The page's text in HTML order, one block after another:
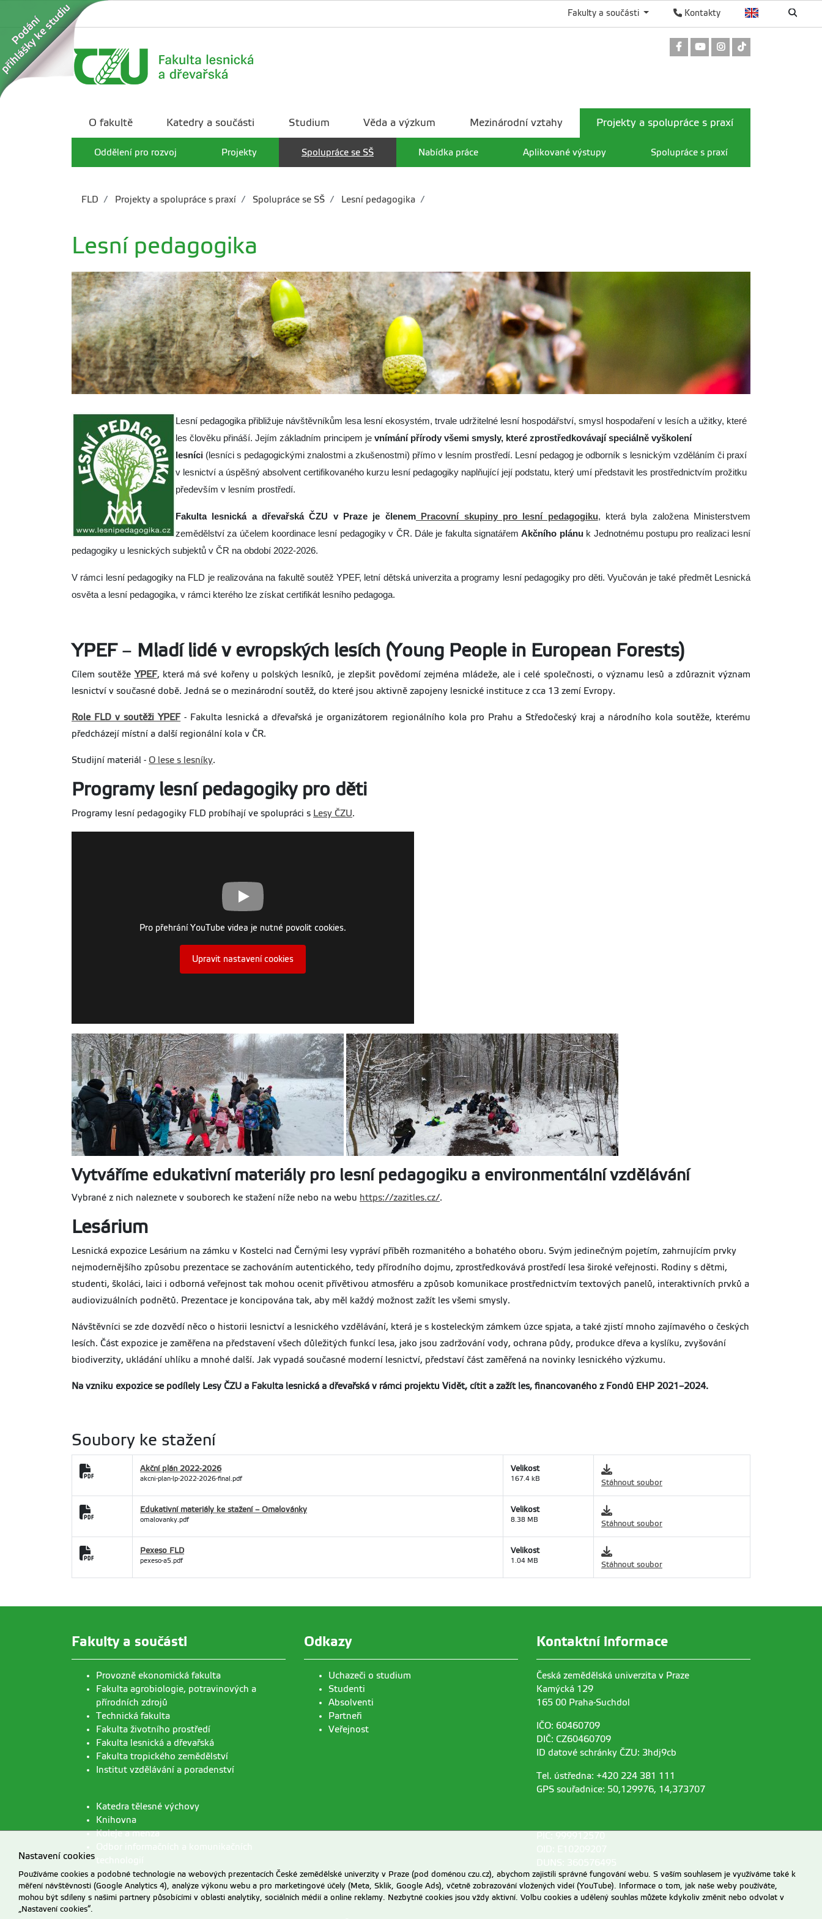
Kontakty
Fakulty a součásti
Odkaz na Facebook
Odkaz na Youtube
Odkaz na Instagram
O fakultě Katedry a součásti Studium Věda a výzkum Mezinárodní vztahy Projekty a spolupráce s praxí
Oddělení pro rozvoj Projekty Spolupráce se SŠ Nabídka práce Aplikované výstupy Spolupráce s praxí
FLD Projekty a spolupráce s praxí Spolupráce se SŠ Lesní pedagogika
Lesní pedagogika
Lesní pedagogika přibližuje návštěvníkům lesa lesní ekosystém, trvale udržitelné lesní hospodářství, smysl hospodaření v lesích a užitky, které
les člověku přináší. Jejím základním principem je vnímání přírody všemi smysly, které zprostředkovávají speciálně vyškolení
lesníci (lesníci s pedagogickými znalostmi a zkušenostmi) přímo v lesním prostředí. Lesní pedagog je odborník s lesnickým vzděláním či praxí
v lesnictví a úspěšný absolvent certifikovaného kurzu lesní pedagogiky naplňující její podstatu, který umí představit les prostřednictvím prožitku
především v lesním prostředí.
Fakulta lesnická a dřevařská ČZU v Praze je členemPracovní skupiny pro lesní pedagogiku, která byla založena Ministerstvem
zemědělství za účelem koordinace lesní pedagogiky v ČR. Dále je fakulta signatářemAkčního plánuk Jednotnému postupu pro realizaci lesní
pedagogiky u lesnických subjektů v ČR na období 2022-2026.
V rámci lesní pedagogiky na FLD je realizována na fakultě soutěž YPEF, letní dětská univerzita a programy lesní pedagogiky pro děti. Vyučován je také předmět Lesnická
osvěta a lesní pedagogika, v rámci kterého lze získat certifikát lesního pedagoga.
YPEF – Mladí lidé v evropských lesích (Young People in European Forests)
Cílem soutěže YPEF, která má své kořeny u polských lesníků, je zlepšit povědomí zejména mládeže, ale i celé společnosti, o významu lesů a zdůraznit význam
lesnictví v současné době. Jedná se o mezinárodní soutěž, do které jsou aktivně zapojeny lesnické instituce z cca 13 zemí Evropy.
Role FLD v soutěži YPEF- Fakulta lesnická a dřevařská je organizátorem regionálního kola pro Prahu a Středočeský kraj a národního kola soutěže, kterému
předcházejí místní a další regionální kola v ČR.
Studijní materiál - O lese s lesníky.
Programy lesní pedagogiky pro děti
Programy lesní pedagogiky FLD probíhají ve spolupráci s Lesy ČZU.
Pro přehrání YouTube videa je nutné povolit cookies.
Upravit nastavení cookies
Vytváříme edukativní materiály pro lesní pedagogiku a environmentální vzdělávání
Vybrané z nich naleznete v souborech ke stažení níže nebo na webu https://zazitles.cz/.
Lesárium
Lesnická expozice Lesárium na zámku v Kostelci nad Černými lesy vypráví příběh rozmanitého a bohatého oboru. Svým jedinečným pojetím, zahrnujícím prvky
nejmodernějšího způsobu prezentace se zachováním autentického, tedy přírodního dojmu, zprostředkovává prostředí lesa široké veřejnosti. Rodiny s dětmi,
studenti, školáci, laici i odborná veřejnost tak mohou ocenit přívětivou atmosféru a způsob komunikace prostřednictvím textových panelů, interaktivních prvků a
audiovizuálních podnětů. Prezentace je koncipována tak, aby měl každý možnost zažít les všemi smysly.
Návštěvníci se zde dozvědí něco o historii lesnictví a lesnického vzdělávání, která je s kosteleckým zámkem úzce spjata, a také zjistí mnoho zajímavého o českých
lesích. Část expozice je zaměřena na představení všech důležitých funkcí lesa, jako jsou zadržování vody, ochrana půdy, produkce dřeva a kyslíku, zvyšování
biodiverzity, ukládání uhlíku a mnohé další. Jak vypadá současné moderní lesnictví, představí část zaměřená na novinky lesnického výzkumu.
Na vzniku expozice se podílely Lesy ČZU a Fakulta lesnická a dřevařská v rámci projektu Vidět, cítit a zažít les, financovaného z Fondů EHP 2021–2024.
Soubory ke stažení
Akční plán 2022-2026
akcni-plan-lp-2022-2026-final.pdf
Velikost
167.4 kB Stáhnout soubor
Edukativní materiály ke stažení – Omalovánky
omalovanky.pdf
Velikost
8.38 MB Stáhnout soubor
Pexeso FLD
pexeso-a5.pdf
Velikost
1.04 MB Stáhnout soubor
Fakulty a součásti
Provozně ekonomická fakulta
Fakulta agrobiologie, potravinových a
přírodních zdrojů
Technická fakulta
Fakulta životního prostředí
Fakulta lesnická a dřevařská
Fakulta tropického zemědělství
Institut vzdělávání a poradenství
Katedra tělesné výchovy
Knihovna
Koleje a menza
Odkazy
Uchazeči o studium
Studenti
Absolventi
Partneři
Veřejnost
Kontaktní informace
Česká zemědělská univerzita v Praze
Kamýcká 129
165 00 Praha-Suchdol
IČO: 60460709
DIČ: CZ60460709
ID datové schránky ČZU: 3hdj9cb
Tel. ústředna: +420 224 381 111
GPS souřadnice: 50,129976, 14,373707
Nastavení cookies
Používáme cookies a podobné technologie na webových prezentacích České zemědělské univerzity v Praze (pod doménou czu.cz), abychom zajistili správné fungování webu. S vaším souhlasem je využíváme také k
měření návštěvnosti (Google Analytics 4), analýze výkonu webu a pro marketingové účely (Meta, Sklik, Google Ads), včetně zobrazování vložených videí (YouTube). Informace o tom, jak naše weby používáte,
mohou být sdíleny s našimi partnery působícími v oblasti analytiky, sociálních médií a online reklamy. Nezbytné cookies jsou vždy aktivní. Volbu cookies a udělený souhlas můžete kdykoliv změnit nebo odvolat v
„Nastavení cookies“.